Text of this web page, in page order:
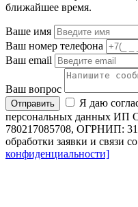
ближайшее время.
Ваше имя
Ваш номер телефона
Ваш email
Ваш вопрос
Отправить
Я даю
персональных данных
780217085708, ОГРНИП:
обработки заявки и связи
конфиденциальности]